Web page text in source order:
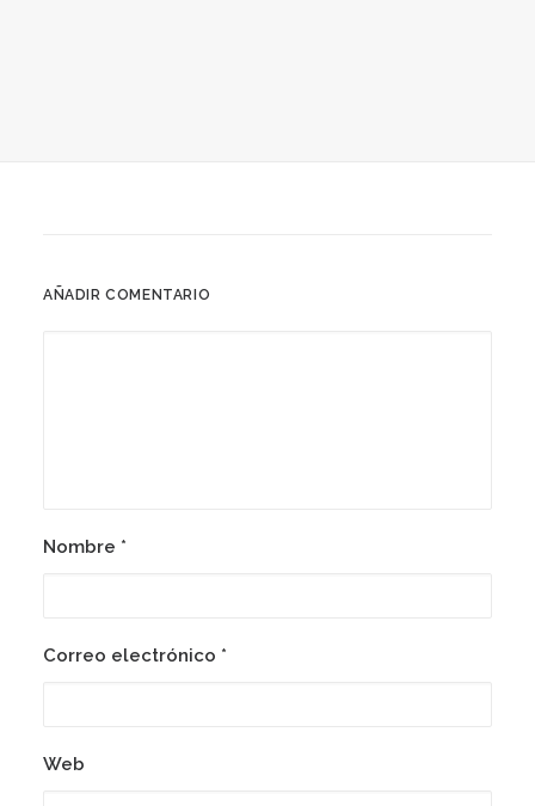
AÑADIR COMENTARIO
Nombre *
Correo electrónico *
Web